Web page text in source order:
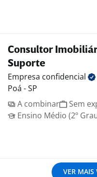
Consultor
Suporte
Empresa confidencial
Poá - SP
A combinar
Sem
Ensino Médio (2º
VER MAIS